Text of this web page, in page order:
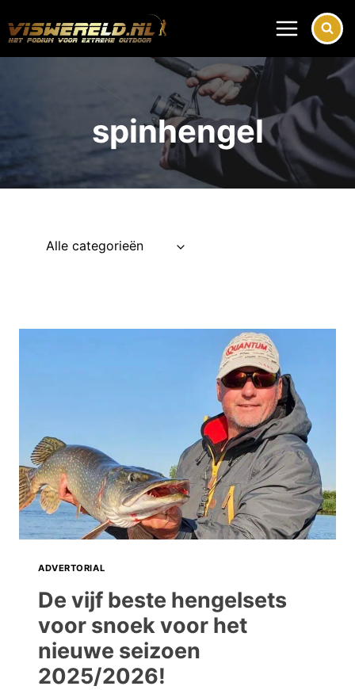
naar
spinhengel
Alle categorieën
ADVERTORIAL
De vijf beste hengelsets
voor snoek voor het
nieuwe seizoen
2025/2026!